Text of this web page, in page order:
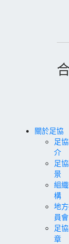
關於足協
足
介
足
景
組
構
地
員會
足
章